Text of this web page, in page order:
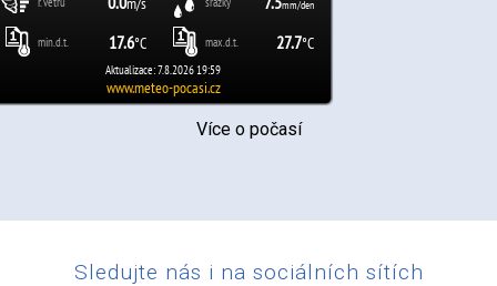
Více o počasí
Sledujte nás i na sociálních sítích